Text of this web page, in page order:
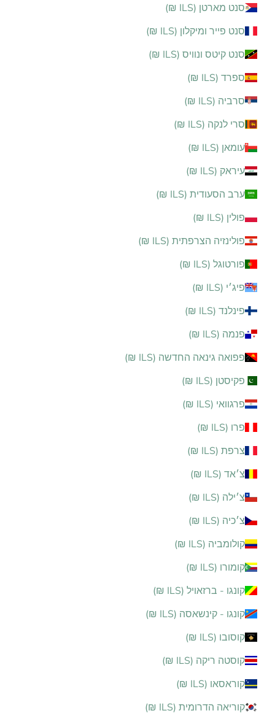
סנט מארטן (ILS ₪)
סנט פייר ומיקלון (ILS ₪)
סנט קיטס ונוויס (ILS ₪)
ספרד (ILS ₪)
סרביה (ILS ₪)
סרי לנקה (ILS ₪)
עומאן (ILS ₪)
עיראק (ILS ₪)
ערב הסעודית (ILS ₪)
פולין (ILS ₪)
פולינזיה הצרפתית (ILS ₪)
פורטוגל (ILS ₪)
פיג׳י (ILS ₪)
פינלנד (ILS ₪)
פנמה (ILS ₪)
פפואה גינאה החדשה (ILS ₪)
פקיסטן (ILS ₪)
פרגוואי (ILS ₪)
פרו (ILS ₪)
צרפת (ILS ₪)
צ׳אד (ILS ₪)
צ׳ילה (ILS ₪)
צ׳כיה (ILS ₪)
קולומביה (ILS ₪)
קומורו (ILS ₪)
קונגו - ברזאויל (ILS ₪)
קונגו - קינשאסה (ILS ₪)
קוסובו (ILS ₪)
קוסטה ריקה (ILS ₪)
קוראסאו (ILS ₪)
קוריאה הדרומית (ILS ₪)